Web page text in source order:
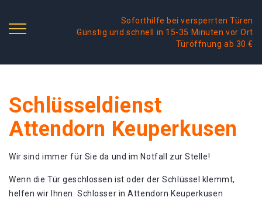
Soforthilfe bei versperrten Türen
Günstig und schnell in 15-35 Minuten vor Ort
Türöffnung ab 30 €
Schlüsseldienst
Attendorn Keuperkusen
Wir sind immer für Sie da und im Notfall zur Stelle!
Wenn die Tür geschlossen ist oder der Schlüssel klemmt,
helfen wir Ihnen. Schlosser in Attendorn Keuperkusen